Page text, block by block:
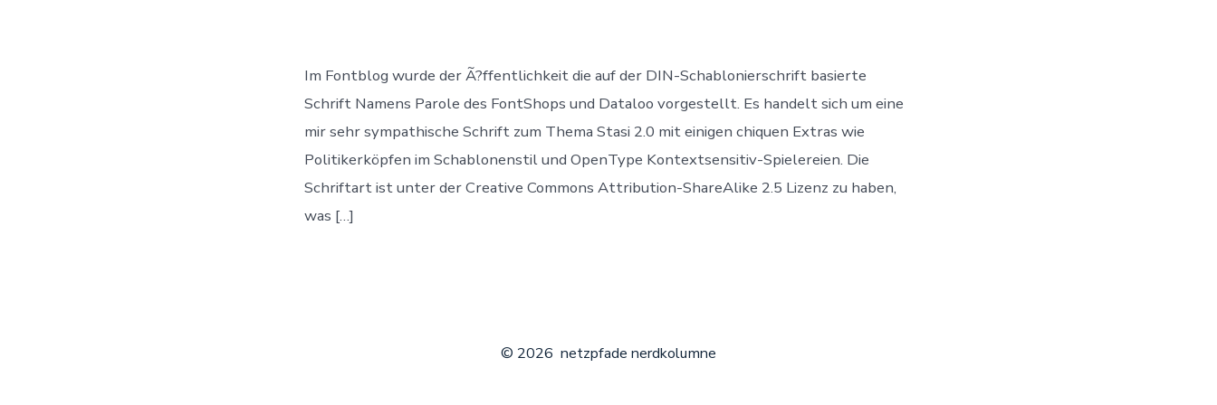
Im Fontblog wurde der Ã?ffentlichkeit die auf der DIN-Schablonierschrift basierte
Schrift Namens Parole des FontShops und Dataloo vorgestellt. Es handelt sich um eine
mir sehr sympathische Schrift zum Thema Stasi 2.0 mit einigen chiquen Extras wie
Politikerköpfen im Schablonenstil und OpenType Kontextsensitiv-Spielereien. Die
Schriftart ist unter der Creative Commons Attribution-ShareAlike 2.5 Lizenz zu haben,
was […]
© 2026 netzpfade nerdkolumne